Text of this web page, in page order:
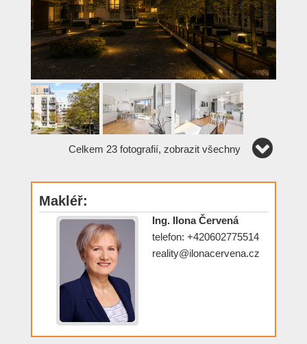
Celkem 23 fotografií, zobrazit všechny
Makléř:
Ing. Ilona Červená
telefon: +420602775514
reality@ilonacervena.cz